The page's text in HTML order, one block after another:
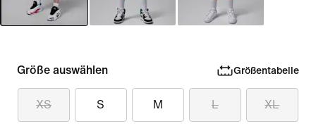
Größe auswählen Größentabelle
XS S M L XL